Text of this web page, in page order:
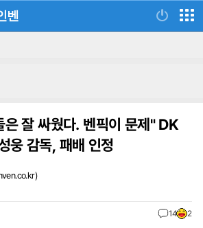
벤
잘 싸웠다. 벤픽이 문제" DK
웅 감독, 패배 인정
)
14 2